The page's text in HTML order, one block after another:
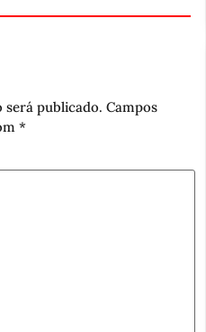
será publicado. Campos
*